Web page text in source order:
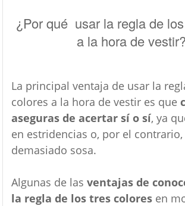
¿Por qué usar la regla de
a la hora de vestir?
La principal ventaja de usar la
colores a la hora de vestir es que
aseguras de acertar sí o sí, ya
en estridencias o, por el
demasiado sosa.
Algunas de las ventajas de
la regla de los tres coloresen